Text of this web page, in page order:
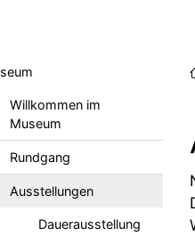
Willkommen im
Museum
Rundgang
Ausstellungen
Dauerausstellung